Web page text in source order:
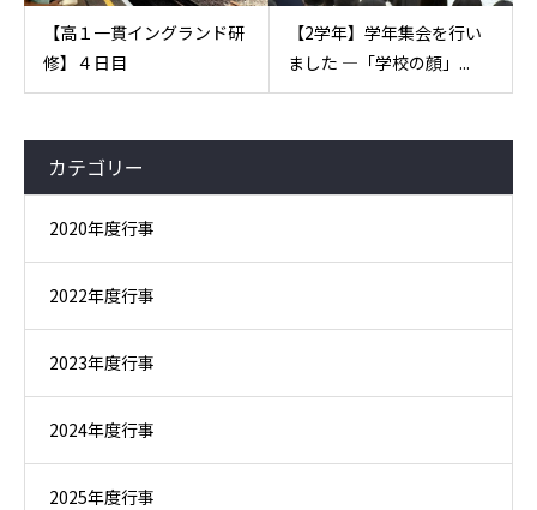
【高１一貫イングランド研
修】４日目
【2学年】学年集会を行い
ました ―「学校の顔」...
カテゴリー
2020年度行事
2022年度行事
2023年度行事
2024年度行事
2025年度行事